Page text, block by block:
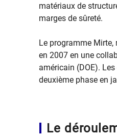
matériaux de
marges de sûreté.
Le programme Mirte,
en 2007 en une
américain (DOE).
deuxième phase en
Le